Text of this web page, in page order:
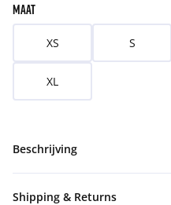
MAAT
XS S
XL
Beschrijving
Shipping & Returns